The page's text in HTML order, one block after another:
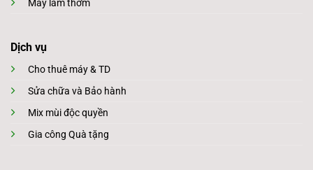
Máy làm thơm
Dịch vụ
Cho thuê máy & TD
Sửa chữa và Bảo hành
Mix mùi độc quyền
Gia công Quà tặng